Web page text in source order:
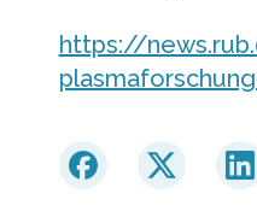
https://